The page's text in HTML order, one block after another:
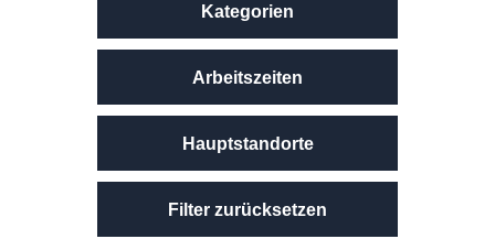
Kategorien
Arbeitszeiten
Hauptstandorte
Filter zurücksetzen